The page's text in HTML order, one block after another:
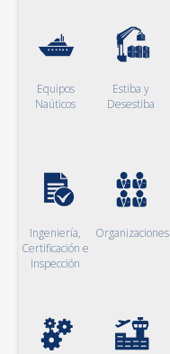
Equipos
Naúticos
Estiba y
Desestiba
Ingeniería,
Certificación e
Inspección
Organizaciones